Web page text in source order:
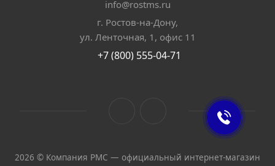
info@rostms.ru
г. Ростов-на-Дону,
ул. Ленточная, 1, офис 11
+7 (800) 555-04-71
2026 © Компания РМС — официальный интернет-магазин